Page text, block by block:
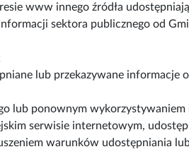
www innego źródła
sektora publicznego od
lub przekazywane informacje
lub ponownym
serwisie internetowym,
warunków udostępniania